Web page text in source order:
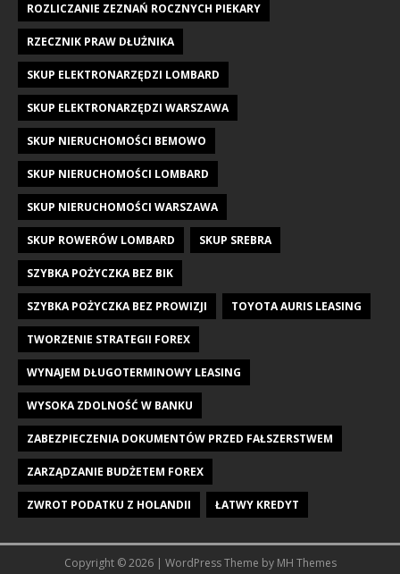
ROZLICZANIE ZEZNAŃ ROCZNYCH PIEKARY
RZECZNIK PRAW DŁUŻNIKA
SKUP ELEKTRONARZĘDZI LOMBARD
SKUP ELEKTRONARZĘDZI WARSZAWA
SKUP NIERUCHOMOŚCI BEMOWO
SKUP NIERUCHOMOŚCI LOMBARD
SKUP NIERUCHOMOŚCI WARSZAWA
SKUP ROWERÓW LOMBARD SKUP SREBRA
SZYBKA POŻYCZKA BEZ BIK
SZYBKA POŻYCZKA BEZ PROWIZJI TOYOTA AURIS LEASING
TWORZENIE STRATEGII FOREX
WYNAJEM DŁUGOTERMINOWY LEASING
WYSOKA ZDOLNOŚĆ W BANKU
ZABEZPIECZENIA DOKUMENTÓW PRZED FAŁSZERSTWEM
ZARZĄDZANIE BUDŻETEM FOREX
ZWROT PODATKU Z HOLANDII ŁATWY KREDYT
Copyright © 2026 | WordPress Theme by MH Themes